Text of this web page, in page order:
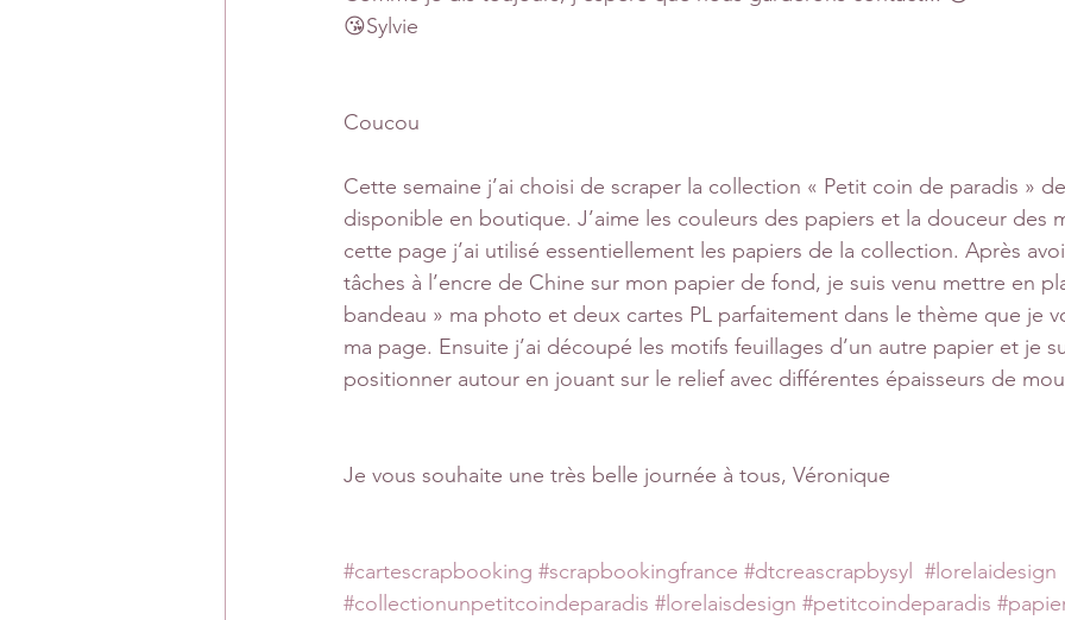
😘Sylvie
Coucou
Cette semaine j’ai choisi de scraper la collection « Petit coin de paradis »
disponible en boutique. J’aime les couleurs des papiers et la douceur des
cette page j’ai utilisé essentiellement les papiers de la collection. Après
tâches à l’encre de Chine sur mon papier de fond, je suis venu mettre en
bandeau » ma photo et deux cartes PL parfaitement dans le thème que je
ma page. Ensuite j’ai découpé les motifs feuillages d’un autre papier et je
positionner autour en jouant sur le relief avec différentes épaisseurs de
Je vous souhaite une très belle journée à tous, Véronique
#cartescrapbooking #scrapbookingfrance #dtcreascrapbysyl #lorelaidesign
#collectionunpetitcoindeparadis #lorelaisdesign #petitcoindeparadis